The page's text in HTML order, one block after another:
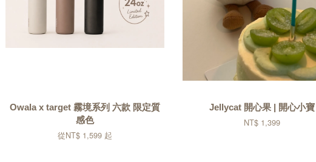
Owala x target 霧境系列 六款 限定質
感色
從NT$ 1,599 起
Jellycat 開心果 | 開心小寶
NT$ 1,399